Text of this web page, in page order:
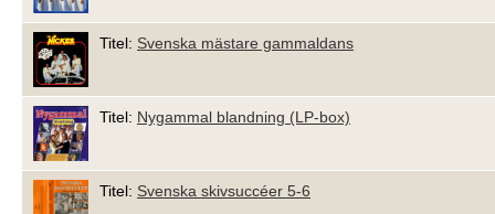
Titel: Svenska mästare gammaldans
Titel: Nygammal blandning (LP-box)
Titel: Svenska skivsuccéer 5-6